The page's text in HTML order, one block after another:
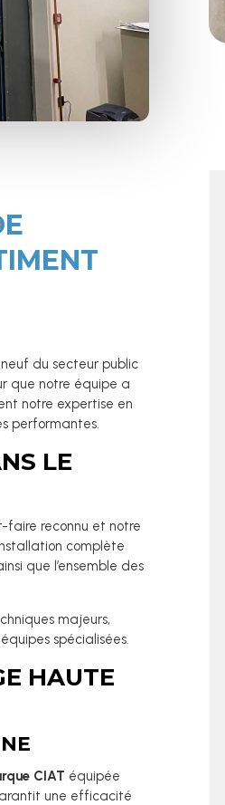
du secteur public
que notre équipe a
notre expertise en
performantes.
LE
faire reconnu et notre
complète
que l’ensemble des
majeurs,
spécialisées.
HAUTE
CIAT équipée
une efficacité